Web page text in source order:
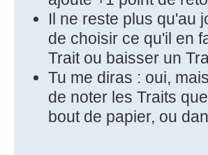
Il ne reste plus qu'au
de choisir ce qu'il en
Trait ou baisser un
Tu me diras : oui,
de noter les Traits
bout de papier, ou